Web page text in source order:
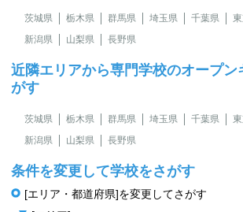
茨城県 栃木県 群馬県 埼玉県 千葉県
新潟県
山梨県 長野県
近隣エリアから専門学校のオープン
がす
茨城県 栃木県 群馬県 埼玉県 千葉県
新潟県
山梨県 長野県
条件を変更して学校をさがす
[エリア・都道府県]を変更してさがす